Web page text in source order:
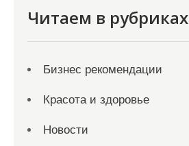
Читаем в рубриках
Бизнес рекомендации
Красота и здоровье
Новости